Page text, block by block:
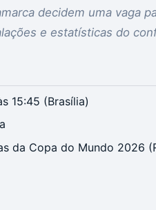
decidem uma vaga
e estatísticas do
15:45 (Brasília)
da Copa do Mundo 2026